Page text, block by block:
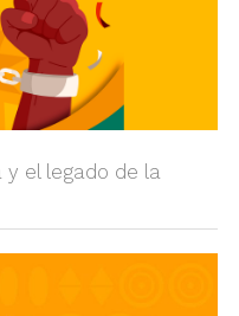
el legado de la